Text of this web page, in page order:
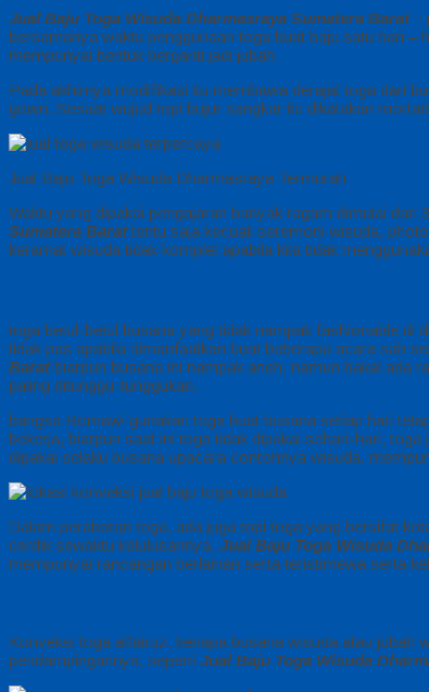
Jual Baju Toga Wisuda Dharmasraya Sumatera Barat::
bersamanya waktu penggunaan toga buat baju satu hari
mempunyai bentuk berganti jadi jubah.
Pada akhirnya modifikasi itu membawa derajat toga dari
gown. Sesaat wujud topi bujur sangkar itu dikatakan
Jual Baju Toga Wisuda Dharmasraya Termurah
Waktu yang dipakai pengajaran banyak ragam dimulai
Sumatera Barattentu saja kecuali seremoni wisuda,
keramat wisuda tidak komplet apabila kita tidak
toga betul-betul busana yang tidak nampak fashionable di
tidak pas apabila dimanfaatkan buat beberapa acara sah
Baratbiarpun busana ini nampak aneh, namun bakal ada
paling ditunggu-tunggukan.
bangsa Romawi gunakan toga buat busana setiap hari
bekerja, biarpun saat ini toga tidak dipakai sehari-hari,
dipakai selaku busana upacara contohnya wisuda,
Dalam perabotan toga, ada juga topi toga yang bersifat
cerdik sewaktu kelulusannya, Jual Baju Toga Wisuda
mempunyai rancangan berlainan serta teristimewa serta
Konveksi toga alfairuz. kenapa busana wisuda atau
pendampingannya, seperti Jual Baju Toga Wisuda